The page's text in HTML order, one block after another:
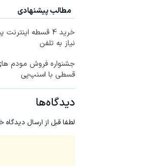
مطالب پیشنهادی
خرید 4 قسطه
نیاز به تلفن
قسطی با اسنپ‌پی
دیدگاه‌ها
لطفا قبل از ارسال دیدگاه